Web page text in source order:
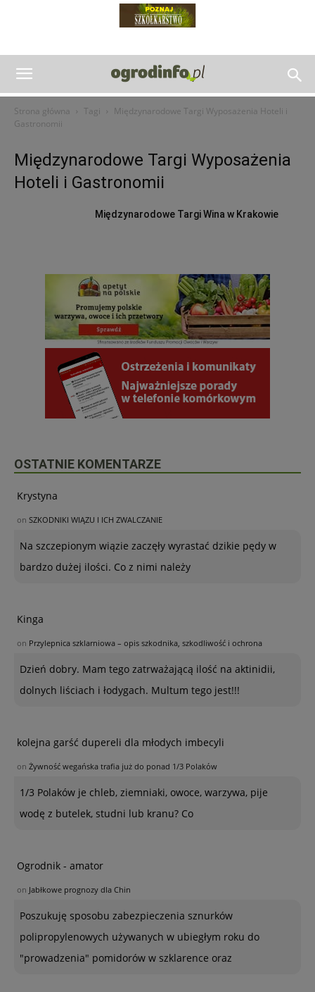
Strona główna Tagi
Międzynarodowe Targi Wyposażenia Hoteli i
Gastronomii
Międzynarodowe Targi Wyposażenia
Hoteli i Gastronomii
Międzynarodowe Targi Wina w Krakowie
OSTATNIE KOMENTARZE
Krystyna
on SZKODNIKI WIĄZU I ICH ZWALCZANIE
Na szczepionym wiązie zaczęły wyrastać dzikie pędy w
bardzo dużej ilości. Co z nimi należy
Kinga
on Przylepnica szklarniowa – opis szkodnika, szkodliwość i ochrona
Dzień dobry. Mam tego zatrważającą ilość na aktinidii,
dolnych liściach i łodygach. Multum tego jest!!!
kolejna garść dupereli dla młodych imbecyli
on Żywność wegańska trafia już do ponad 1/3 Polaków
1/3 Polaków je chleb, ziemniaki, owoce, warzywa, pije
wodę z butelek, studni lub kranu? Co
Ogrodnik - amator
on Jabłkowe prognozy dla Chin
Poszukuję sposobu zabezpieczenia sznurków
polipropylenowych używanych w ubiegłym roku do
"prowadzenia" pomidorów w szklarence oraz